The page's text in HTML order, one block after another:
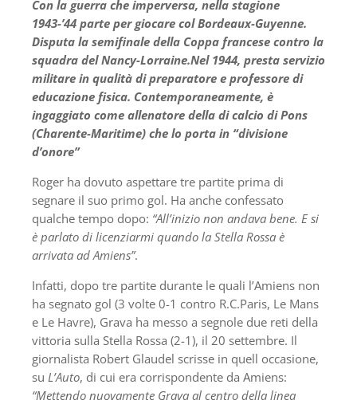
Con la guerra che imperversa, nella stagione
1943-’44 parte per giocare col Bordeaux-Guyenne.
Disputa la semifinale della Coppa francese contro la
squadra del Nancy-Lorraine.Nel 1944, presta servizio
militare in qualità di preparatore e professore di
educazione fisica. Contemporaneamente, è
ingaggiato come allenatore della di calcio di Pons
(Charente-Maritime) che lo porta in “divisione
d’onore”
Roger ha dovuto aspettare tre partite prima di
segnare il suo primo gol. Ha anche confessato
qualche tempo dopo: “All’inizio non andava bene. E si
è parlato di licenziarmi quando la Stella Rossa è
arrivata ad Amiens”.
Infatti, dopo tre partite durante le quali l’Amiens non
ha segnato gol (3 volte 0-1 contro R.C.Paris, Le Mans
e Le Havre), Grava ha messo a segnole due reti della
vittoria sulla Stella Rossa (2-1), il 20 settembre. Il
giornalista Robert Glaudel scrisse in quell occasione,
su L’Auto, di cui era corrispondente da Amiens:
“Mettendo nuovamente Grava al centro della linea